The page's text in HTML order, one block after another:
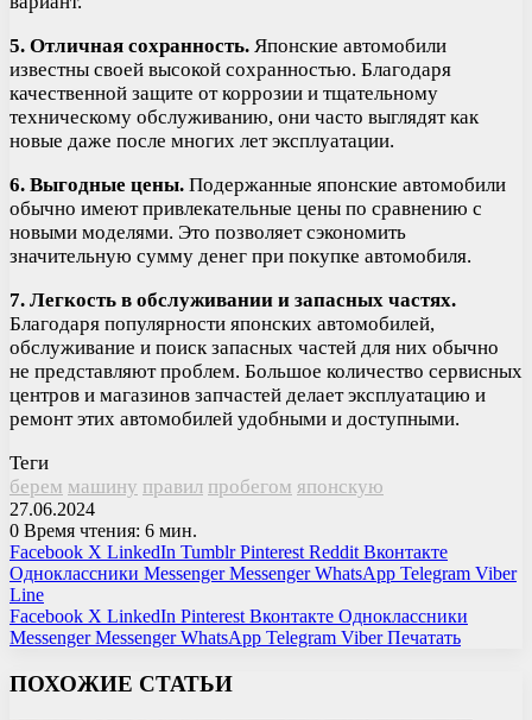
5. Отличная сохранность. Японские автомобили
известны своей высокой сохранностью. Благодаря
качественной защите от коррозии и тщательному
техническому обслуживанию, они часто выглядят как
новые даже после многих лет эксплуатации.
6. Выгодные цены. Подержанные японские автомобили
обычно имеют привлекательные цены по сравнению с
новыми моделями. Это позволяет сэкономить
значительную сумму денег при покупке автомобиля.
7. Легкость в обслуживании и запасных частях.
Благодаря популярности японских автомобилей,
обслуживание и поиск запасных частей для них обычно
не представляют проблем. Большое количество сервисных
центров и магазинов запчастей делает эксплуатацию и
ремонт этих автомобилей удобными и доступными.
Теги
берем машину правил пробегом японскую
27.06.2024
0 Время чтения: 6 мин.
Facebook X LinkedIn Tumblr Pinterest Reddit Вконтакте
Одноклассники Messenger Messenger WhatsApp Telegram Viber
Line
Facebook X LinkedIn Pinterest Вконтакте Одноклассники
Messenger Messenger WhatsApp Telegram Viber Печатать
ПОХОЖИЕ СТАТЬИ